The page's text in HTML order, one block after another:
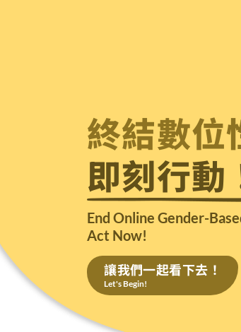
終結數位
即刻行動
End Online Gender-
Act Now!
讓我們一起看下去！
Let's Begin!